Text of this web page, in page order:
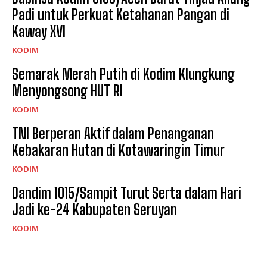
Padi untuk Perkuat Ketahanan Pangan di
Kaway XVI
KODIM
Semarak Merah Putih di Kodim Klungkung
Menyongsong HUT RI
KODIM
TNI Berperan Aktif dalam Penanganan
Kebakaran Hutan di Kotawaringin Timur
KODIM
Dandim 1015/Sampit Turut Serta dalam Hari
Jadi ke-24 Kabupaten Seruyan
KODIM